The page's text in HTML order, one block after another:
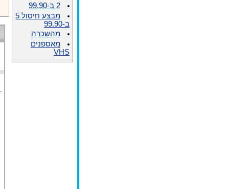
2 ב-99.90
מבצע חיסול 5
ב-99.90
מהשכרה
מאספנים
VHS